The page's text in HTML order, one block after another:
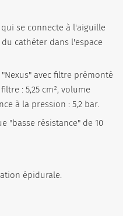
se connecte à l'aiguille
cathéter dans l'espace
"Nexus" avec filtre prémonté
: 5,25 cm², volume
à la pression : 5,2 bar.
"basse résistance" de 10
épidurale.